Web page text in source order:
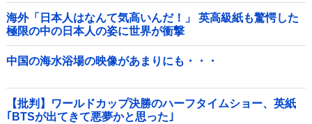
海外「日本人はなんて気高いんだ！」 英高級紙も驚愕した
極限の中の日本人の姿に世界が衝撃
中国の海水浴場の映像があまりにも・・・
【批判】ワールドカップ決勝のハーフタイムショー、英紙
｢BTSが出てきて悪夢かと思った｣